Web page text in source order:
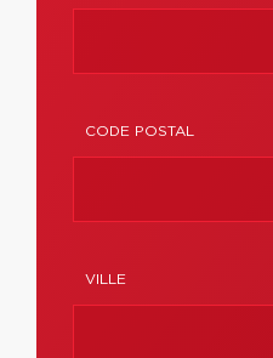
CODE POSTAL
VILLE